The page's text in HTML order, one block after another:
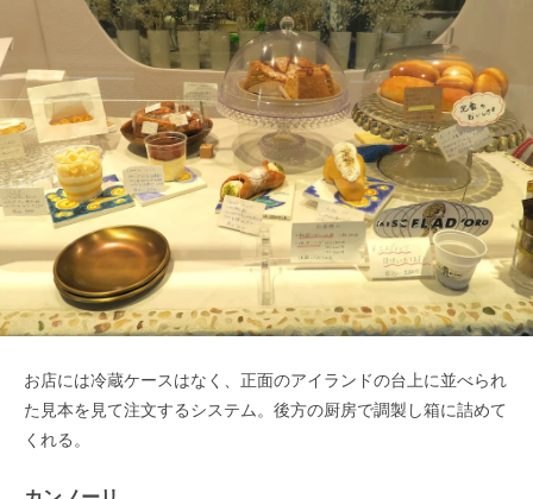
お店には冷蔵ケースはなく、正面のアイランドの台上に並べられ
た見本を見て注文するシステム。後方の厨房で調製し箱に詰めて
くれる。